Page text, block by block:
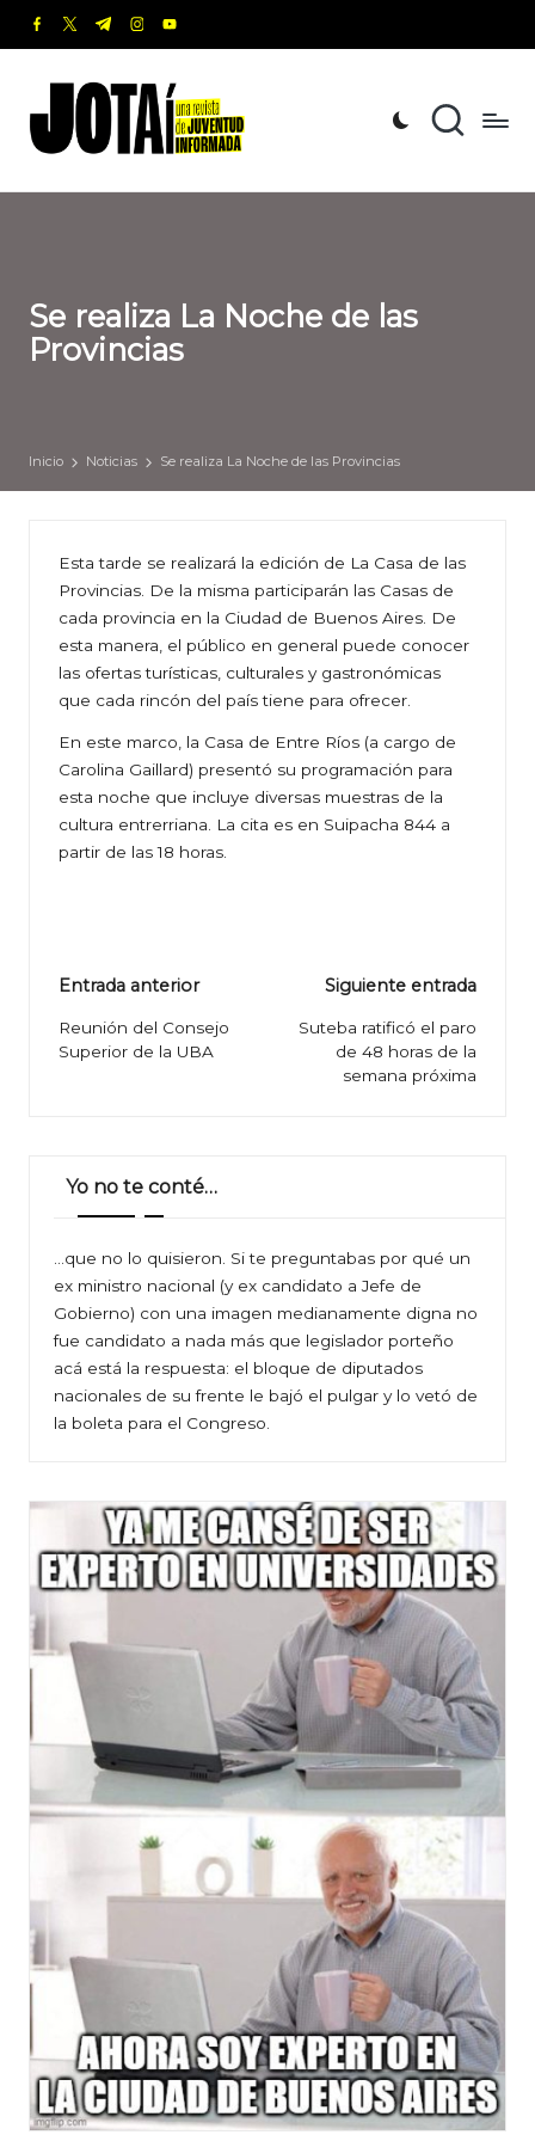
Saltar
contenido
facebook.com
twitter.com
t.me instagram.com
youtube.com
o
t
revista
de
Informada
Se realiza La Noche de las
Provincias
Inicio Noticias Se realiza La Noche de las Provincias
Esta tarde se realizará la edición de La Casa de las
Provincias. De la misma participarán las Casas de
cada provincia en la Ciudad de Buenos Aires. De
esta manera, el público en general puede conocer
las ofertas turísticas, culturales y gastronómicas
que cada rincón del país tiene para ofrecer.
En este marco, la Casa de Entre Ríos (a cargo de
Carolina Gaillard) presentó su programación para
esta noche que incluye diversas muestras de la
cultura entrerriana. La cita es en Suipacha 844 a
partir de las 18 horas.
Navegación
de
entradas
Entrada anterior
Reunión del Consejo
Superior de la UBA
Siguiente entrada
Suteba ratificó el paro
de 48 horas de la
semana próxima
Yo no te conté…
…que no lo quisieron. Si te preguntabas por qué un
ex ministro nacional (y ex candidato a Jefe de
Gobierno) con una imagen medianamente digna no
fue candidato a nada más que legislador porteño
acá está la respuesta: el bloque de diputados
nacionales de su frente le bajó el pulgar y lo vetó de
la boleta para el Congreso.